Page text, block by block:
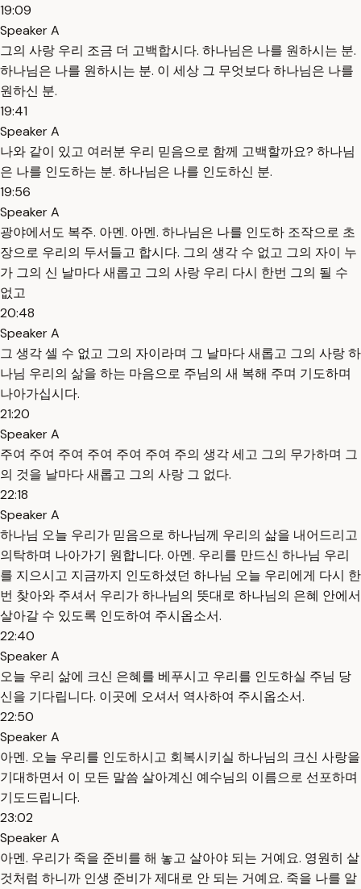
19:09
Speaker A
그의 사랑 우리 조금 더 고백합시다. 하나님은 나를 원하시는 분.
하나님은 나를 원하시는 분. 이 세상 그 무엇보다 하나님은 나를
원하신 분.
19:41
Speaker A
나와 같이 있고 여러분 우리 믿음으로 함께 고백할까요? 하나님
은 나를 인도하는 분. 하나님은 나를 인도하신 분.
19:56
Speaker A
광야에서도 복주. 아멘. 아멘. 하나님은 나를 인도하 조작으로 초
장으로 우리의 두서들고 합시다. 그의 생각 수 없고 그의 자이 누
가 그의 신 날마다 새롭고 그의 사랑 우리 다시 한번 그의 될 수
없고
20:48
Speaker A
그 생각 셀 수 없고 그의 자이라며 그 날마다 새롭고 그의 사랑 하
나님 우리의 삶을 하는 마음으로 주님의 새 복해 주며 기도하며
나아가십시다.
21:20
Speaker A
주여 주여 주여 주여 주여 주여 주의 생각 세고 그의 무가하며 그
의 것을 날마다 새롭고 그의 사랑 그 없다.
22:18
Speaker A
하나님 오늘 우리가 믿음으로 하나님께 우리의 삶을 내어드리고
의탁하며 나아가기 원합니다. 아멘. 우리를 만드신 하나님 우리
를 지으시고 지금까지 인도하셨던 하나님 오늘 우리에게 다시 한
번 찾아와 주셔서 우리가 하나님의 뜻대로 하나님의 은혜 안에서
살아갈 수 있도록 인도하여 주시옵소서.
22:40
Speaker A
오늘 우리 삶에 크신 은혜를 베푸시고 우리를 인도하실 주님 당
신을 기다립니다. 이곳에 오셔서 역사하여 주시옵소서.
22:50
Speaker A
아멘. 오늘 우리를 인도하시고 회복시키실 하나님의 크신 사랑을
기대하면서 이 모든 말씀 살아계신 예수님의 이름으로 선포하며
기도드립니다.
23:02
Speaker A
아멘. 우리가 죽을 준비를 해 놓고 살아야 되는 거예요. 영원히 살
것처럼 하니까 인생 준비가 제대로 안 되는 거예요. 죽을 나를 알